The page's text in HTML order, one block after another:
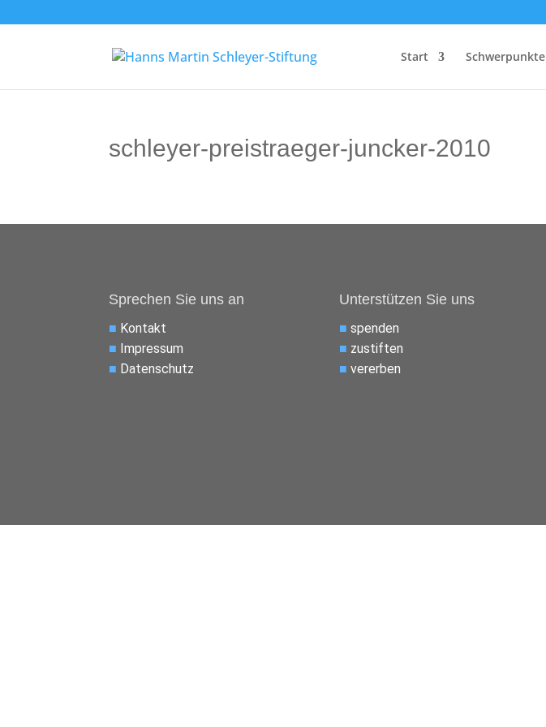
Start Schwerpunkte
schleyer-preistraeger-juncker-2010
Sprechen Sie uns an
■ Kontakt
■ Impressum
■ Datenschutz
Unterstützen Sie uns
■ spenden
■ zustiften
■ vererben